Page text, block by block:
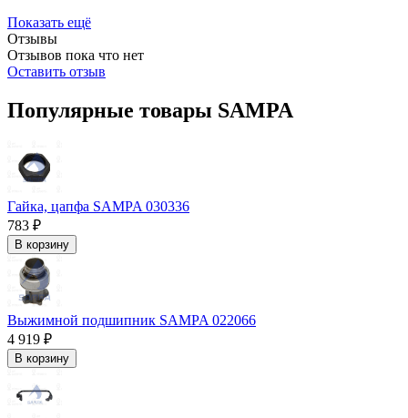
Показать ещё
Отзывы
Отзывов пока что нет
Оставить отзыв
Популярные товары SAMPA
Гайка, цапфа SAMPA 030336
783 ₽
В корзину
Выжимной подшипник SAMPA 022066
4 919 ₽
В корзину